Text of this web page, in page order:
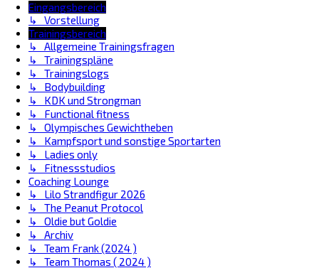
Eingangsbereich
↳ Vorstellung
Trainingsbereich
↳ Allgemeine Trainingsfragen
↳ Trainingspläne
↳ Trainingslogs
↳ Bodybuilding
↳ KDK und Strongman
↳ Functional fitness
↳ Olympisches Gewichtheben
↳ Kampfsport und sonstige Sportarten
↳ Ladies only
↳ Fitnessstudios
Coaching Lounge
↳ Lilo Strandfigur 2026
↳ The Peanut Protocol
↳ Oldie but Goldie
↳ Archiv
↳ Team Frank (2024 )
↳ Team Thomas ( 2024 )